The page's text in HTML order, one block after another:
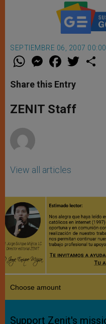
SEPTIEMBRE 06, 2007 00:00
W
t
s
p
p
M
e
s
e
g
e
F
a
e
b
o
k
w
Share this Entry
ZENIT Staff
View all articles